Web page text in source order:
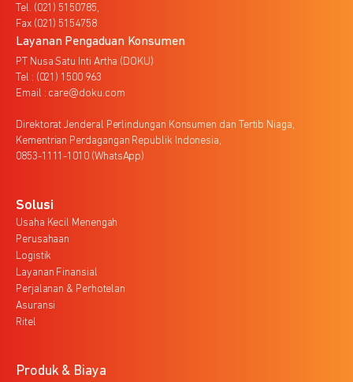
Tel. (021) 5150785,
Fax (021) 5154758
Layanan Pengaduan Konsumen
PT Nusa Satu Inti Artha (DOKU)
Tel : (021) 1500 963
Email : care@doku.com
Direktorat Jenderal Perlindungan Konsumen dan Tertib Niaga,
Kementrian Perdagangan Republik Indonesia,
0853-1111-1010 (WhatsApp)
Solusi
Usaha Kecil Menengah
Perusahaan
Logistik
Layanan Finansial
Perjalanan & Perhotelan
Asuransi
Ritel
Produk & Biaya